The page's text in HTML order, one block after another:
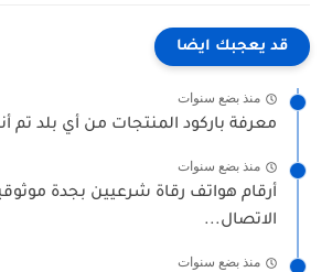
قد يعجبك ايضا
منذ بضع سنوات
معرفة باركود المنتجات من أي بلد تم
منذ بضع سنوات
أرقام هواتف رقاة شرعيين بجدة
الاتصال...
منذ بضع سنوات